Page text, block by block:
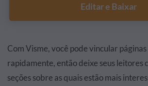
Editar e Baixar
Com Visme, você pode vincular
rapidamente, então deixe seus leitores
seções sobre as quais estão mais